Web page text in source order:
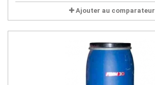
Ajouter au comparateur